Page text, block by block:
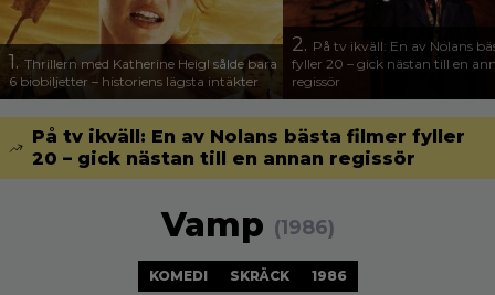
1. Thrillern med Katherine Heigl sålde bara
6 biobiljetter – historiens lägsta intäkter
2. På tv ikväll: En av Nolans
fyller 20 – gick nästan till en
regissör
På tv ikväll: En av Nolans bästa filmer fyller
20 – gick nästan till en annan regissör
Vamp (1986)
KOMEDI SKRÄCK 1986